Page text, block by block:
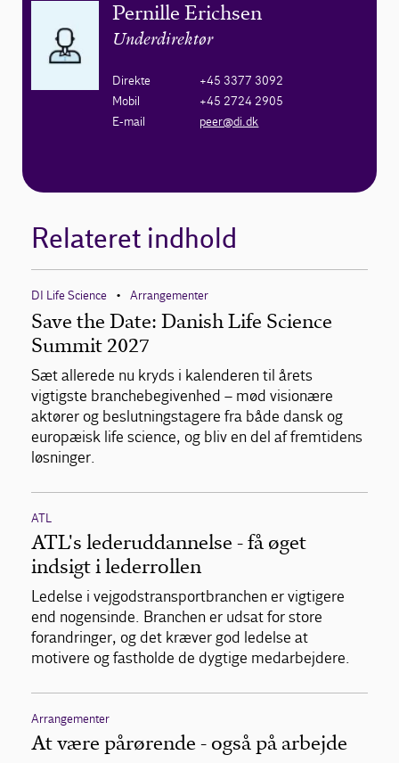
Pernille Erichsen
Underdirektør
Direkte
+45 3377 3092
Mobil
+45 2724 2905
E-mail
peer@di.dk
Relateret indhold
DI Life Science • Arrangementer
Save the Date: Danish Life Science
Summit 2027
Sæt allerede nu kryds i kalenderen til årets
vigtigste branchebegivenhed – mød visionære
aktører og beslutningstagere fra både dansk og
europæisk life science, og bliv en del af fremtidens
løsninger.
ATL
ATL's lederuddannelse - få øget
indsigt i lederrollen
Ledelse i vejgodstransportbranchen er vigtigere
end nogensinde. Branchen er udsat for store
forandringer, og det kræver god ledelse at
motivere og fastholde de dygtige medarbejdere.
Arrangementer
At være pårørende - også på arbejde